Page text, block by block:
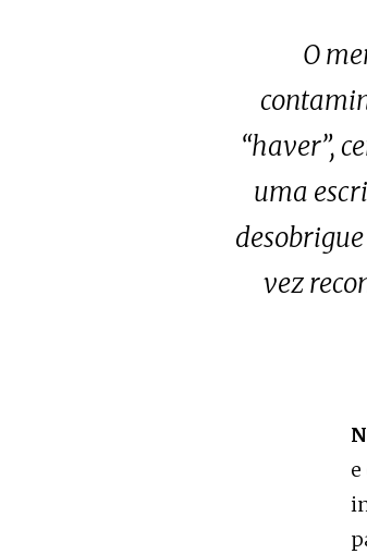
O
“haver”,
uma
vez